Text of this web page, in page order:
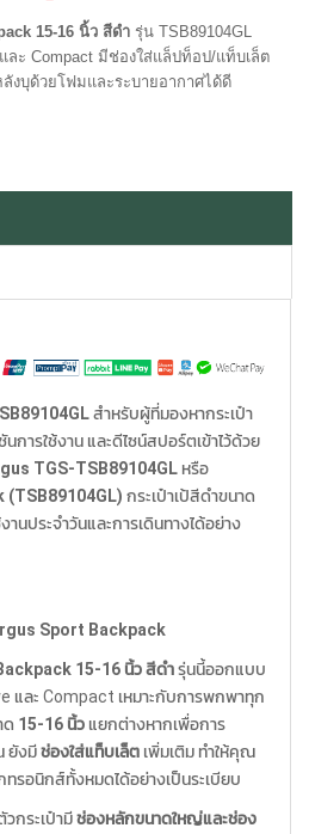
15-16 นิ้ว สีดำ รุ่น TSB89104GL
ะ Compact มีช่องใส่แล็ปท็อป/แท็บเล็ต
บุด้วยโฟมและระบายอากาศได้ดี
สำหรับผู้ที่มองหากระเป๋า
การใช้งาน และดีไซน์สปอร์ตเข้าไว้ด้วย
TGS-TSB89104GL หรือ
กระเป๋าเป้สีดำขนาด
นประจำวันและการเดินทางได้อย่าง
Sport Backpack
15-16 นิ้ว สีดำรุ่นนี้ออกแบบ
และ Compact เหมาะกับการพกพาทุก
ด 15-16 นิ้ว แยกต่างหากเพื่อการ
ยังมีช่องใส่แท็บเล็ต เพิ่มเติม ทำให้คุณ
รอนิกส์ทั้งหมดได้อย่างเป็นระเบียบ
วกระเป๋ามีช่องหลักขนาดใหญ่และช่อง